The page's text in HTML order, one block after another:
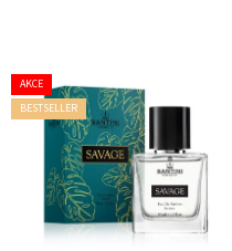
AKCE
BESTSELLER